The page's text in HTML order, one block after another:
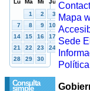
Consulta
simple
Mapa
Sede